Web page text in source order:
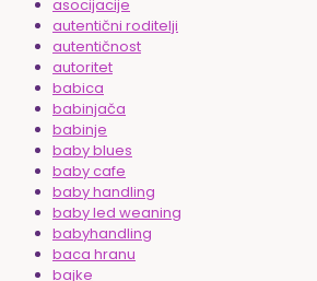
asocijacije
autentični roditelji
autentičnost
autoritet
babica
babinjača
babinje
baby blues
baby cafe
baby handling
baby led weaning
babyhandling
baca hranu
bajke